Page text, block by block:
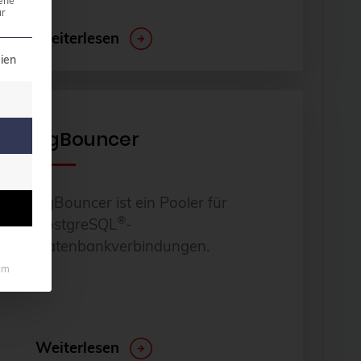
Weiterlesen
PgBouncer
PgBouncer ist ein Pooler für
PostgreSQL ® -
Datenbankverbindungen.
Weiterlesen
erteilt werden kann. Die erste Service-